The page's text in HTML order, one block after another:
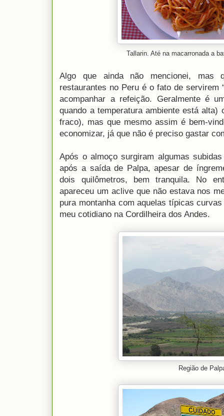
Tallarin. Até na macarronada a
Algo que ainda não mencionei, mas
restaurantes no Peru é o fato de servirem
acompanhar a refeição. Geralmente é
quando a temperatura ambiente está
fraco), mas que mesmo assim é bem-
economizar, já que não é preciso gastar
Após o almoço surgiram algumas
após a saída de Palpa, apesar de
dois quilômetros, bem tranquila. No
apareceu um aclive que não estava nos
pura montanha com aquelas típicas
meu cotidiano na Cordilheira dos Andes.
Região de